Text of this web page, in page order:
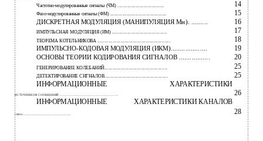
Частотно-модулированные сигналы (ЧМ) .................................. 14
Фазо-модулированные сигналы (ФМ) ......................................... 15
ДИСКРЕТНАЯ МОДУЛЯЦИЯ (МАНИПУЛЯЦИЯ Мн). ......... 16
ИМПУЛЬСНАЯ МОДУЛЯЦИЯ (ИМ) ........................................ 17
ТЕОРЕМА КОТЕЛЬНИКОВА ..................................................... 18
ИМПУЛЬСНО-КОДОВАЯ МОДУЛЯЦИЯ (ИКМ).................... 19
ОСНОВЫ ТЕОРИИ КОДИРОВАНИЯ СИГНАЛОВ ................. 20
ГЕНЕРИРОВАНИЕ КОЛЕБАНИЙ.............................................. 25
ДЕТЕКТИРОВАНИЕ СИГНАЛОВ..............................................
25
ИНФОРМАЦИОННЫЕ
ХАРАКТЕРИСТИКИ
ИСТОЧНИКОВ СООБЩЕНИЙ ................................................................
26
ИНФОРМАЦИОННЫЕ
ХАРАКТЕРИСТИКИ КАНАЛОВ
СВЯЗИ ......................................................................................................... 28